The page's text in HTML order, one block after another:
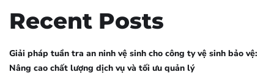
Recent Posts
Giải pháp tuần tra an ninh vệ sinh cho công ty vệ sinh bảo vệ:
Nâng cao chất lượng dịch vụ và tối ưu quản lý